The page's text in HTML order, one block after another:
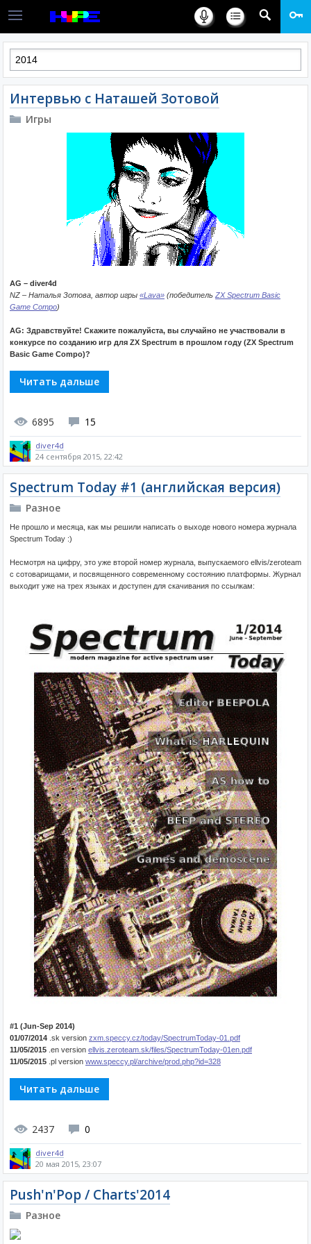
Интервью с Наташей Зотовой
Игры
AG – diver4d
NZ – Наталья Зотова, автор игры «Lava» (победитель ZX Spectrum Basic
Game Compo)
AG: Здравствуйте! Скажите пожалуйста, вы случайно не участвовали в
конкурсе по созданию игр для ZX Spectrum в прошлом году (ZX Spectrum
Basic Game Compo)?
Читать дальше
6895 15
diver4d
24 сентября 2015, 22:42
Spectrum Today #1 (английская версия)
Разное
Не прошло и месяца, как мы решили написать о выходе нового номера журнала
Spectrum Today :)
Несмотря на цифру, это уже второй номер журнала, выпускаемого ellvis/zeroteam
с сотоварищами, и посвященного современному состоянию платформы. Журнал
выходит уже на трех языках и доступен для скачивания по ссылкам:
#1 (Jun-Sep 2014)
01/07/2014 .sk version zxm.speccy.cz/today/SpectrumToday-01.pdf
11/05/2015 .en version ellvis.zeroteam.sk/files/SpectrumToday-01en.pdf
11/05/2015 .pl version www.speccy.pl/archive/prod.php?id=328
Читать дальше
2437 0
diver4d
20 мая 2015, 23:07
Push'n'Pop / Charts'2014
Разное